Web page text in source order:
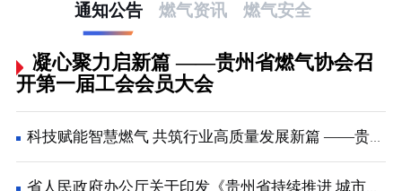
通知公告 燃气资讯 燃气安全
凝心聚力启新篇 ——贵州省燃气协会召
开第一届工会会员大会
科技赋能智慧燃气 共筑行业高质量发展新篇 ——贵州省燃气协会2026年会员大会在兴义顺利召开
省人民政府办公厅关于印发《贵州省持续推进 城市更新行动工作方案》的通知